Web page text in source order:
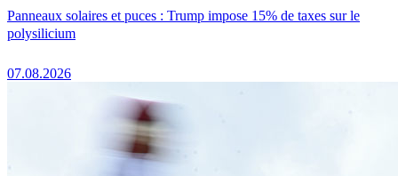
Panneaux solaires et puces : Trump impose 15% de taxes sur le
polysilicium
07.08.2026